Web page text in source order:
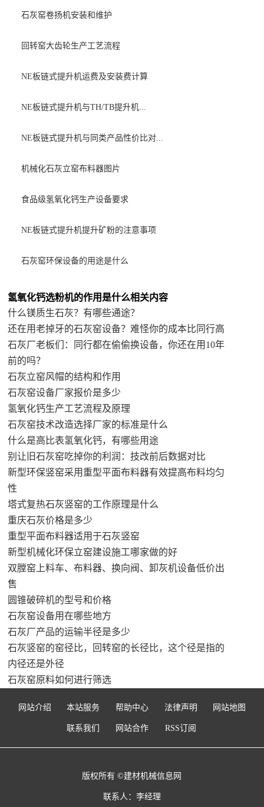
石灰窑卷扬机安装和维护
回转窑大齿轮生产工艺流程
NE板链式提升机运费及安装费计算
NE板链式提升机与TH/TB提升机...
NE板链式提升机与同类产品性价比对...
机械化石灰立窑布料器图片
食品级氢氧化钙生产设备要求
NE板链式提升机提升矿粉的注意事项
石灰窑环保设备的用途是什么
氢氧化钙选粉机的作用是什么相关内容
什么镁质生石灰？有哪些通途？
还在用老掉牙的石灰窑设备？难怪你的成本比同行高
石灰厂老板们：同行都在偷偷换设备，你还在用10年
前的吗？
石灰立窑风帽的结构和作用
石灰窑设备厂家报价是多少
氢氧化钙生产工艺流程及原理
石灰窑技术改造选择厂家的标准是什么
什么是高比表氢氧化钙，有哪些用途
别让旧石灰窑吃掉你的利润：技改前后数据对比
新型环保竖窑采用重型平面布料器有效提高布料均匀
性
塔式复热石灰竖窑的工作原理是什么
重庆石灰价格是多少
重型平面布料器适用于石灰竖窑
新型机械化环保立窑建设施工哪家做的好
双膛窑上料车、布料器、换向阀、卸灰机设备低价出
售
圆锥破碎机的型号和价格
石灰窑设备用在哪些地方
石灰厂产品的运输半径是多少
石灰竖窑的窑径比，回转窑的长径比，这个径是指的
内径还是外径
石灰窑原料如何进行筛选
网站介绍 本站服务 帮助中心 法律声明 网站地图
联系我们 网站合作 RSS订阅
版权所有 ©建材机械信息网
联系人：李经理